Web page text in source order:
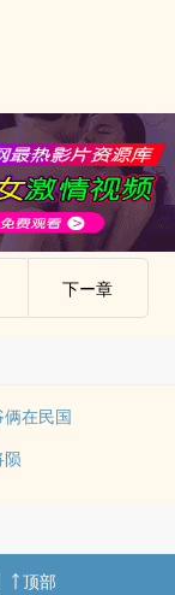
下ー章
俩在民国
陨
顶部